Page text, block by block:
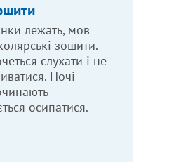
лежать, мов
зошити.
слухати і не
Ночі
осипатися.